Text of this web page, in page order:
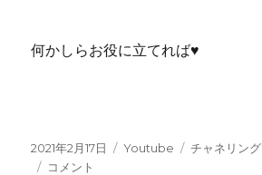
何かしらお役に立てれば♥
投
稿
2021年2月17日
カ
Youtube
タ
チャネリング
【YouTube】
コメント